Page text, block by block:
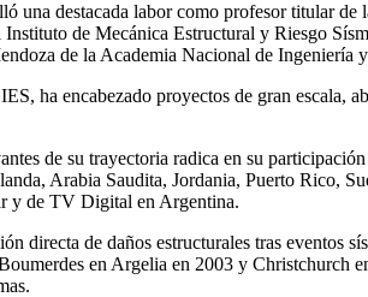
una destacada labor como profesor titular
de Mecánica Estructural y Riesgo
de la Academia Nacional de Ingeniería
ha encabezado proyectos de gran escala,
de su trayectoria radica en su
Arabia Saudita, Jordania, Puerto Rico,
y de TV Digital en Argentina.
directa de daños estructurales tras eventos
en Argelia en 2003 y Christchurch